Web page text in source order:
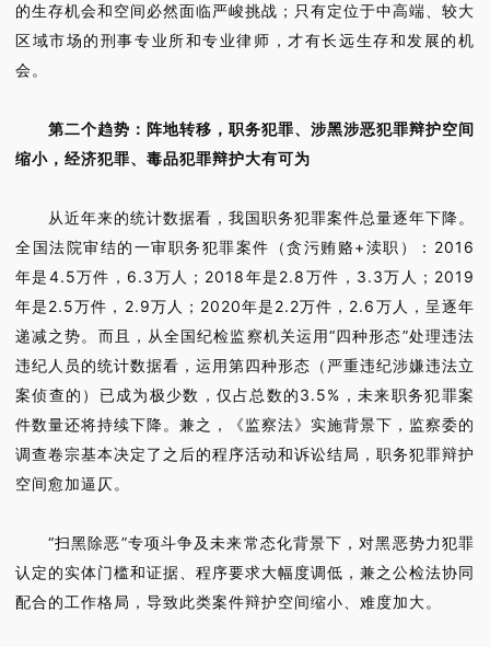
的生存机会和空间必然面临严峻挑战；只有定位于中高端、较大
区域市场的刑事专业所和专业律师，才有长远生存和发展的机
会。
第二个趋势：阵地转移，职务犯罪、涉黑涉恶犯罪辩护空间
缩小，经济犯罪、毒品犯罪辩护大有可为
从近年来的统计数据看，我国职务犯罪案件总量逐年下降。
全国法院审结的一审职务犯罪案件（贪污贿赂+渎职）：2016
年是4.5万件，6.3万人；2018年是2.8万件，3.3万人；2019
年是2.5万件，2.9万人；2020年是2.2万件，2.6万人，呈逐年
递减之势。而且，从全国纪检监察机关运用“四种形态”处理违法
违纪人员的统计数据看，运用第四种形态（严重违纪涉嫌违法立
案侦查的）已成为极少数，仅占总数的3.5%，未来职务犯罪案
件数量还将持续下降。兼之，《监察法》实施背景下，监察委的
调查卷宗基本决定了之后的程序活动和诉讼结局，职务犯罪辩护
空间愈加逼仄。
“扫黑除恶”专项斗争及未来常态化背景下，对黑恶势力犯罪
认定的实体门槛和证据、程序要求大幅度调低，兼之公检法协同
配合的工作格局，导致此类案件辩护空间缩小、难度加大。